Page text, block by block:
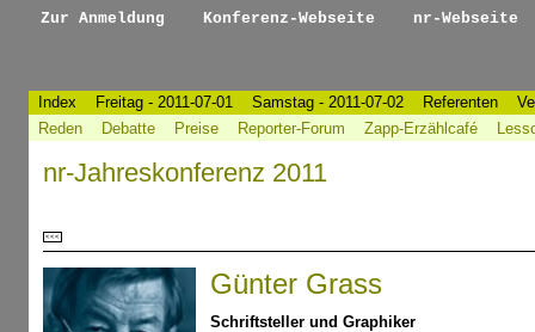
Index Freitag - 2011-07-01 Samstag - 2011-07-02 Referenten
Reden
Debatte Preise Reporter-Forum Zapp-Erzählcafé
nr-Jahreskonferenz 2011
Günter Grass
Schriftsteller und Graphiker
<<<
Zur Anmeldung Konferenz-Webseite nr-Webseite